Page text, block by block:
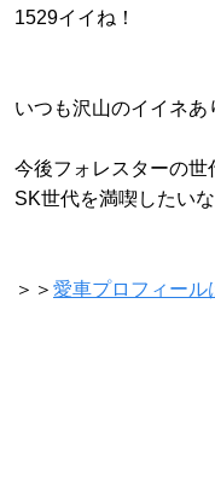
1529イイね！
いつも沢山のイイネあ
今後フォレスターの
SK世代を満喫したい
＞＞ 愛車プロフィール